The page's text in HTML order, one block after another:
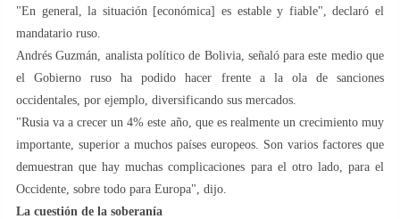
"En general, la situación [económica] es estable y fiable", declaró el
mandatario ruso.
Andrés Guzmán, analista político de Bolivia, señaló para este medio que
el Gobierno ruso ha podido hacer frente a la ola de sanciones
occidentales, por ejemplo, diversificando sus mercados.
"Rusia va a crecer un 4% este año, que es realmente un crecimiento muy
importante, superior a muchos países europeos. Son varios factores que
demuestran que hay muchas complicaciones para el otro lado, para el
Occidente, sobre todo para Europa", dijo.
La cuestión de la soberanía